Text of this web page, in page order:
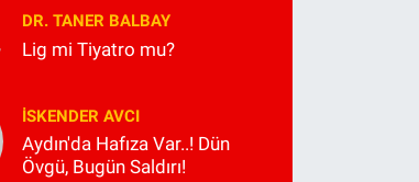
DR. TANER BALBAY
Lig mi Tiyatro mu?
İSKENDER AVCI
Aydın'da Hafıza Var..! Dün
Övgü, Bugün Saldırı!